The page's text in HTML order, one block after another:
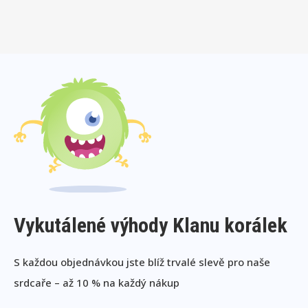
Vykutálené výhody Klanu korálek
S každou objednávkou jste blíž trvalé slevě pro naše
srdcaře – až 10 % na každý nákup